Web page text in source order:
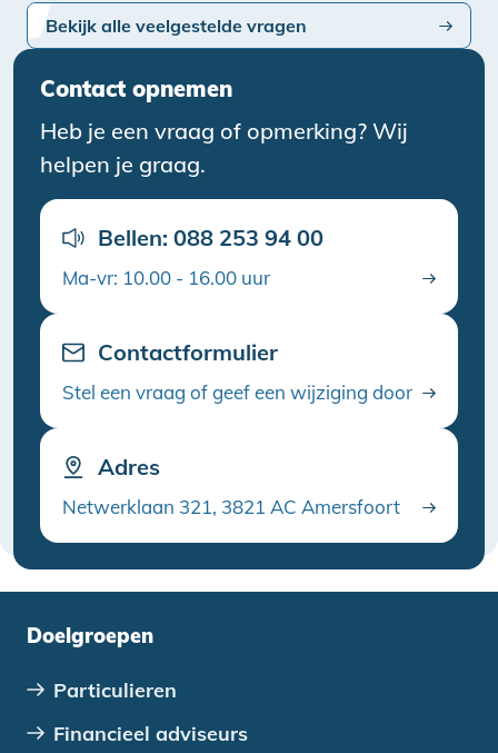
Bekijk alle veelgestelde vragen
Contact opnemen
Heb je een vraag of opmerking? Wij
helpen je graag.
Bellen: 088 253 94 00
Ma-vr: 10.00 - 16.00 uur
Contactformulier
Stel een vraag of geef een wijziging door
Adres
Netwerklaan 321, 3821 AC Amersfoort
Doelgroepen
Particulieren
Financieel adviseurs